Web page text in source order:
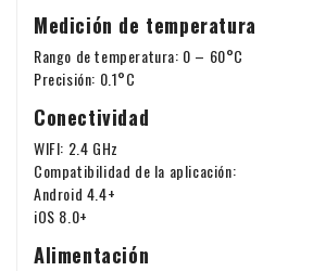
Medición de temperatura
Rango de temperatura: 0 – 60°C
Precisión: 0.1°C
Conectividad
WIFI: 2.4 GHz
Compatibilidad de la aplicación:
Android 4.4+
iOS 8.0+
Alimentación